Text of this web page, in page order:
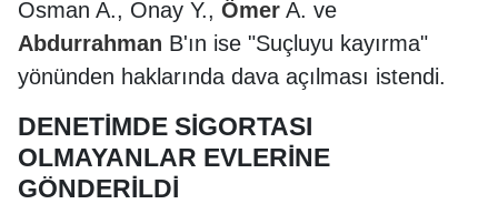
Osman A., Onay Y., Ömer A. ve
Abdurrahman B'ın ise "Suçluyu kayırma"
yönünden haklarında dava açılması istendi.
DENETİMDE SİGORTASI
OLMAYANLAR EVLERİNE
GÖNDERİLDİ